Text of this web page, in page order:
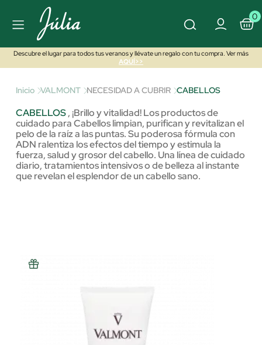
0
Descubre el lugar para todos tus veranos y llévate un regalo con tu compra. Ver más
AQUÍ>>
Inicio VALMONT NECESIDAD A CUBRIR CABELLOS
CABELLOS, ¡Brillo y vitalidad! Los productos de
cuidado para Cabellos limpian, purifican y revitalizan el
pelo de la raíz a las puntas. Su poderosa fórmula con
ADN ralentiza los efectos del tiempo y estimula la
fuerza, salud y grosor del cabello. Una línea de cuidado
diario, tratamientos intensivos o de belleza al instante
que revelan el esplendor de un cabello sano.